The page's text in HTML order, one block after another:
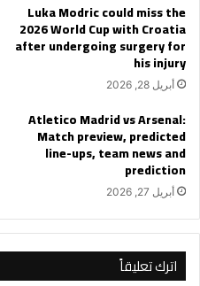
Luka Modric could miss the
2026 World Cup with Croatia
after undergoing surgery for
his injury
أبريل 28, 2026
Atletico Madrid vs Arsenal:
Match preview, predicted
line-ups, team news and
prediction
أبريل 27, 2026
اترك تعليقاً